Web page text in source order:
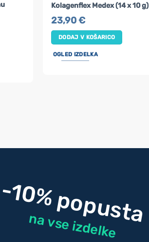
Kolagenflex Medex (14 x 10 g)
23,90€
DODAJ V KOŠARICO
OGLED IZDELKA
-10% popusta
na vse izdelke